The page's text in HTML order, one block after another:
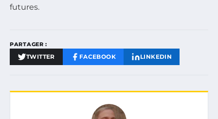
futures.
PARTAGER :
TWITTER FACEBOOK LINKEDIN